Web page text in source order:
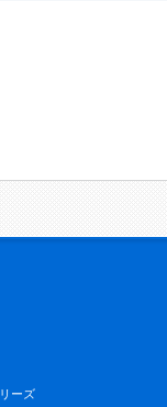
ーズ